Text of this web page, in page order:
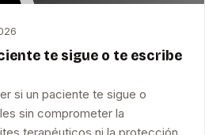
te sigue o te escribe
si un paciente te sigue o
sin comprometer la
terapéuticos ni la protección